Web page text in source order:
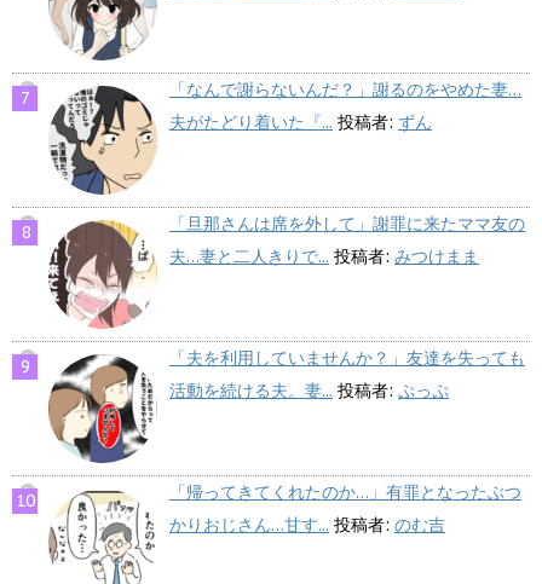
「なんで謝らないんだ？」謝るのをやめた妻…
夫がたどり着いた『... 投稿者: ずん
「旦那さんは席を外して」謝罪に来たママ友の
夫…妻と二人きりで... 投稿者: みつけまま
「夫を利用していませんか？」友達を失っても
活動を続ける夫。妻... 投稿者: ぷっぷ
「帰ってきてくれたのか…」有罪となったぶつ
かりおじさん…甘す... 投稿者: のむ吉